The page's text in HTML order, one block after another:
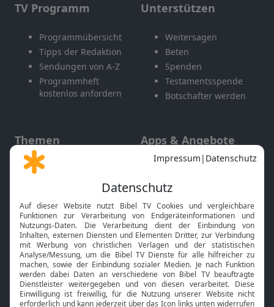
TV Programm
Programmübersicht
Tipps der Redaktion
Sendungen von A-Z
Programmheft
kostenlos anfordern
Unterstützen
Weitersagen
Beten
Spenden
Testamentsspende
Botschafter werden
Themen
Gott und Bibel erklärt
Neuigkeiten
Apps & Angebote
Mobile App
Smart TV
HbbTV
Bibelthek Online-Bibel
Nächster Gottesdienst
Bibel TV Service